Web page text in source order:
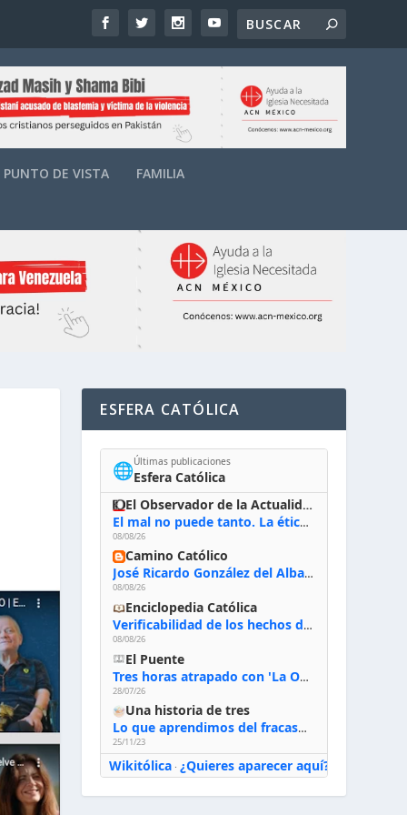
PUNTO DE VISTA FAMILIA
ESFERA CATÓLICA
🌐Últimas publicaciones
Esfera Católica
El Observador de la Actualidad
El mal no puede tanto. La ética del bien posible
08/08/26
Camino Católico
José Ricardo González del Alba, artista sacro: «Yo oro, hablo con Dios, le pido al Espíritu Santo su inspiración y siempre pinto rezando el rosario para que sea Él quien actúe a través de mis manos»
08/08/26
Enciclopedia Católica
Verificabilidad de los hechos de la Biblia
08/08/26
El Puente
Tres horas atrapado con 'La Odisea' de Nolan
28/07/26
Una historia de tres
Lo que aprendimos del fracaso al emprender
25/11/23
Wikitólica· ¿Quieres aparecer aquí?